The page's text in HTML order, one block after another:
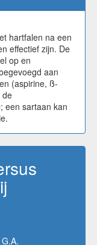
hartfalen na een
effectief zijn. De
op en
aan
(aspirine, ß-
de
een sartaan kan